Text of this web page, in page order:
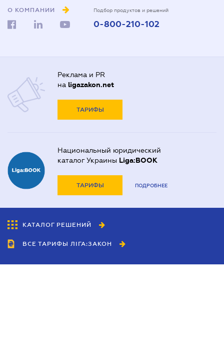
О КОМПАНИИ Подбор продуктов и решений
0-800-210-102
Реклама и PR
на ligazakon.net
ТАРИФЫ
Национальный юридический
каталог Украины Liga:BOOK
ТАРИФЫ ПОДРОБНЕЕ
КАТАЛОГ РЕШЕНИЙ
ВСЕ ТАРИФЫ ЛІГА:ЗАКОН